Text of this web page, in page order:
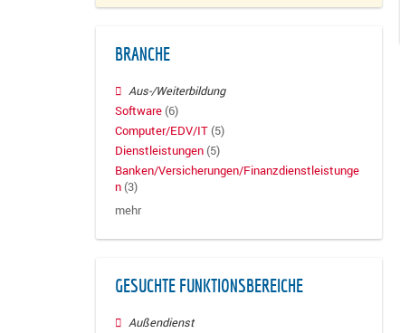
BRANCHE
Aus-/Weiterbildung
Software (6)
Computer/EDV/IT (5)
Dienstleistungen (5)
Banken/Versicherungen/Finanzdienstleistunge
n (3)
mehr
GESUCHTE FUNKTIONSBEREICHE
Außendienst